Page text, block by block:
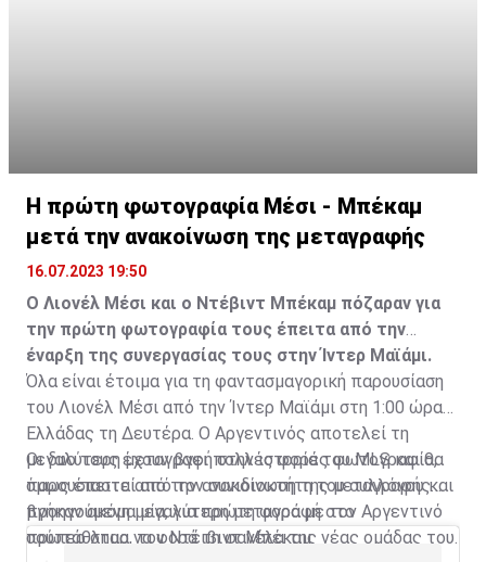
Η πρώτη φωτογραφία Μέσι - Μπέκαμ
μετά την ανακοίνωση της μεταγραφής
16.07.2023 19:50
Ο Λιονέλ Μέσι και ο Ντέβιντ Μπέκαμ πόζαραν για
την πρώτη φωτογραφία τους έπειτα από την
έναρξη της συνεργασίας τους στην Ίντερ Μαϊάμι.
Όλα είναι έτοιμα για τη φαντασμαγορική παρουσίαση
του Λιονέλ Μέσι από την Ίντερ Μαϊάμι στη 1:00 ώρα
Ελλάδας τη Δευτέρα. Ο Αργεντινός αποτελεί τη
μεγαλύτερη μεταγραφή στην ιστορία του MLS και θα
παρουσιαστεί από τον συνιδιοκτήτη του συλλόγου και
προηγούμενη μεγαλύτερη μεταγραφή στο
πρωτάθλημα, τον Ντέιβιντ Μπέκαμ.
Οι δυο τους έχουν βγει πολλές φορές φωτογραφία,
όμως έπειτα από την ανακοίνωση της μεταγραφής
βγήκαν ακόμα μία, για πρώτη φορά με τον Αργεντινό
σούπερ σταρ να φορά τη φανέλα της νέας ομάδας του.